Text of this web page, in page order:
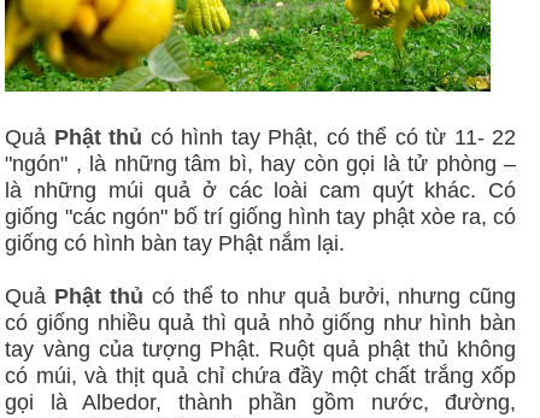
Quả Phật thủ có hình tay Phật, có thể có từ 11- 22
"ngón" , là những tâm bì, hay còn gọi là tử phòng –
là những múi quả ở các loài cam quýt khác. Có
giống "các ngón" bố trí giống hình tay phật xòe ra, có
giống có hình bàn tay Phật nắm lại.
Quả Phật thủ có thể to như quả bưởi, nhưng cũng
có giống nhiều quả thì quả nhỏ giống như hình bàn
tay vàng của tượng Phật. Ruột quả phật thủ không
có múi, và thịt quả chỉ chứa đầy một chất trắng xốp
gọi là Albedor, thành phần gồm nước, đường,